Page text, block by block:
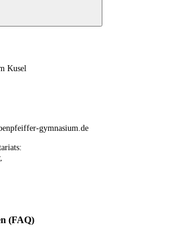
Suchen
Kusel
gymnasium.de
(FAQ)